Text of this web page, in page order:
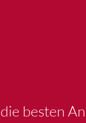
besten